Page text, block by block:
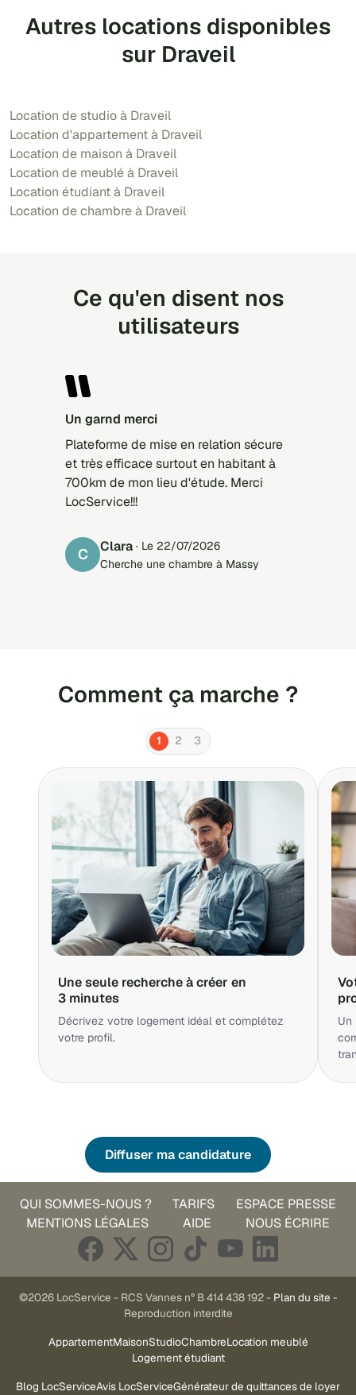
Autres locations disponibles
sur Draveil
Location de studio à Draveil
Location d'appartement à Draveil
Location de maison à Draveil
Location de meublé à Draveil
Location étudiant à Draveil
Location de chambre à Draveil
Ce qu'en disent nos
utilisateurs
Un garnd merci
Plateforme de mise en relation sécure
et très efficace surtout en habitant à
700km de mon lieu d'étude. Merci
LocService!!!
C Clara · Le 22/07/2026
Cherche une chambre à Massy
Comment ça marche ?
1 2 3
Une seule recherche à créer en
3 minutes
Décrivez votre logement idéal et complétez
votre profil.
Un
Diffuser ma candidature
QUI SOMMES-NOUS ? TARIFS
ESPACE PRESSE
MENTIONS LÉGALES
AIDE NOUS ÉCRIRE
©2026 LocService - RCS Vannes n° B 414 438 192 - Plan du site -
Reproduction interdite
AppartementMaisonStudioChambreLocation meublé
Logement étudiant
Blog LocServiceAvis LocServiceGénérateur de quittances de loyer